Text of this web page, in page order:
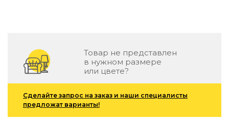
По типу
Для кухни
Зеркала
Вентиляторы
Товар не представлен
в нужном размере
или цвете?
Сделайте запрос на заказ и наши специалисты
предложат варианты!